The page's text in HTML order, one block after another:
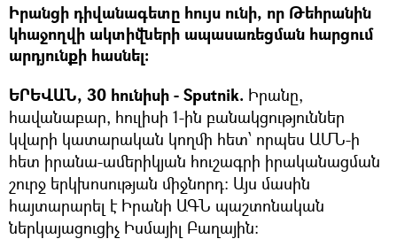
Իրանցի դիվանագետը հույս ունի, որ Թեհրանին
կհաջողվի ակտիվների ապասառեցման հարցում
արդյունքի հասնել:
ԵՐԵՎԱՆ, 30 հունիսի - Sputnik. Իրանը,
հավանաբար, հուլիսի 1-ին բանակցություններ
կվարի կատարական կողմի հետ՝ որպես ԱՄՆ-ի
հետ իրանա-ամերիկյան հուշագրի իրականացման
շուրջ երկխոսության միջնորդ։ Այս մասին
հայտարարել է Իրանի ԱԳՆ պաշտոնական
ներկայացուցիչ Իսմայիլ Բաղային: